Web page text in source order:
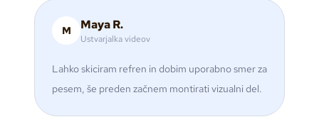
M Maya R.
Ustvarjalka videov
Lahko skiciram refren in dobim uporabno smer za
pesem, še preden začnem montirati vizualni del.